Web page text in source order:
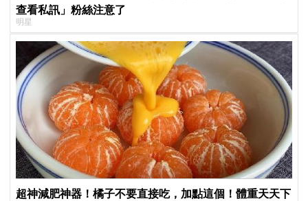
查看私訊」粉絲注意了
明星
超神減肥神器！橘子不要直接吃，加點這個！體重天天下